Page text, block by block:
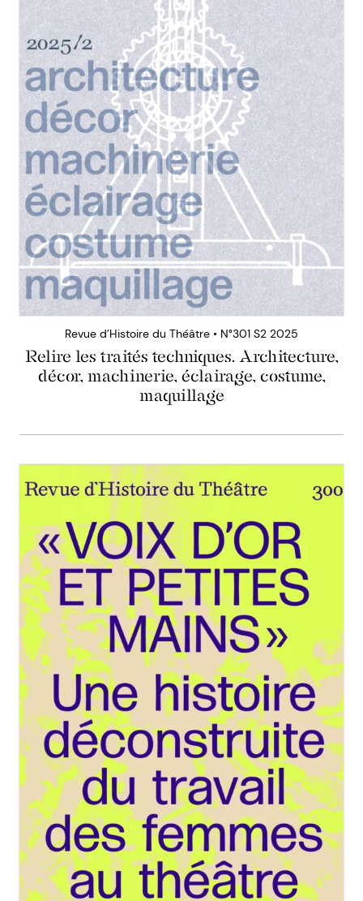
Revue d’Histoire du Théâtre • N°301 S2 2025
Relire les traités techniques. Architecture,
décor, machinerie, éclairage, costume,
maquillage